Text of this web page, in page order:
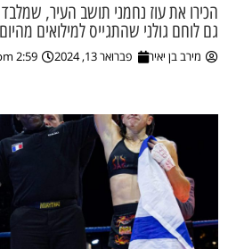
הכירו את עוז נחמני תושב העיר,
גם לוחם גולני שהתגייס למילואים
מירב בן יאיר פברואר 13, 2024 2:59 pm